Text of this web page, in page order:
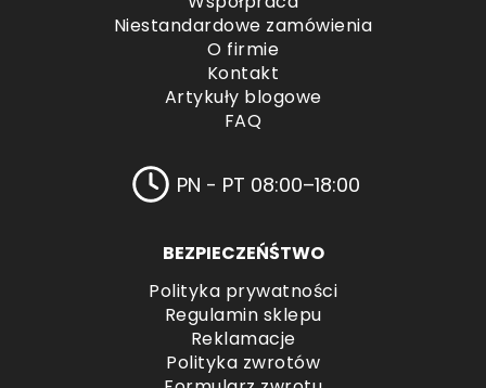
Niestandardowe zamówienia
O firmie
Kontakt
Artykuły blogowe
FAQ
PN - PT 08:00–18:00
BEZPIECZEŃŚTWO
Polityka prywatności
Regulamin sklepu
Reklamacje
Polityka zwrotów